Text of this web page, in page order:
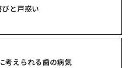
と戸惑い
考えられる歯の病気